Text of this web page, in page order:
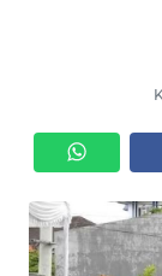
SERBA-
SERBI
OPINI